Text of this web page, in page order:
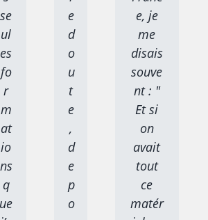
se
ul
es
fo
r
m
at
io
ns
q
ue
e
d
o
u
t
e
,
d
e
p
o
e, je
me
disais
souve
nt : "
Et si
on
avait
tout
ce
matér